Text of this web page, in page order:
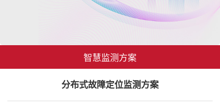
智慧监测方案
分布式故障定位监测方案